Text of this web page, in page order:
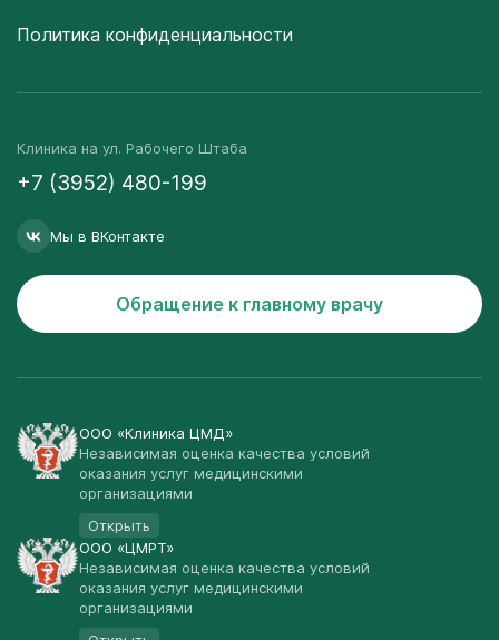
Политика конфиденциальности
Клиника на ул. Рабочего Штаба
+7 (3952) 480-199
Мы в ВКонтакте
Обращение к главному врачу
ООО «Клиника ЦМД»
Независимая оценка качества условий
оказания услуг медицинскими
организациями
Открыть
ООО «ЦМРТ»
Независимая оценка качества условий
оказания услуг медицинскими
организациями